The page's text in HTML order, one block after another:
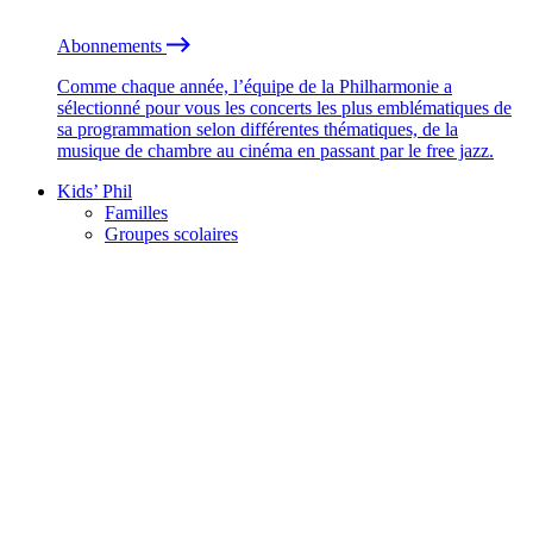
Abonnements
Comme chaque année, l’équipe de la Philharmonie a
sélectionné pour vous les concerts les plus emblématiques de
sa programmation selon différentes thématiques, de la
musique de chambre au cinéma en passant par le free jazz.
Kids’ Phil
Familles
Groupes scolaires